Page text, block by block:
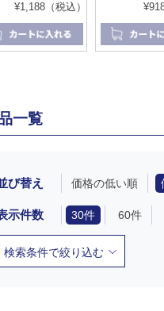
¥1,188（税込）
一覧
び替え 価格の低い順
示件数 30件 60件
検索条件で絞り込む